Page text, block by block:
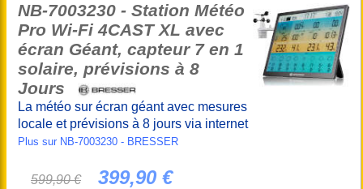
NB-7003230 - Station Météo
Pro Wi-Fi 4CAST XL avec
écran Géant, capteur 7 en 1
solaire, prévisions à 8
Jours
La météo sur écran géant avec mesures
locale et prévisions à 8 jours via internet
Plus sur NB-7003230 - BRESSER
599,90 € 399,90 €